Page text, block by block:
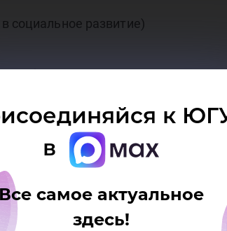
к
в
Все самое актуальное
здесь!
социальное развитие)
работодателями)
выпускниками!